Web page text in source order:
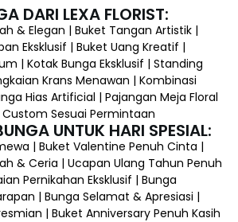
DARI LEXA FLORIST:
& Elegan | Buket Tangan Artistik |
Eksklusif | Buket Uang Kreatif |
| Kotak Bunga Eksklusif | Standing
Krans Menawan | Kombinasi
Hias Artificial | Pajangan Meja Floral
Custom Sesuai Permintaan
UNTUK HARI SPESIAL:
| Buket Valentine Penuh Cinta |
& Ceria | Ucapan Ulang Tahun Penuh
Pernikahan Eksklusif | Bunga
| Bunga Selamat & Apresiasi |
| Buket Anniversary Penuh Kasih